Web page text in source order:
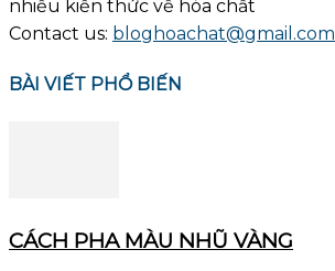
nhiều kiến thức về hóa chất
Contact us: bloghoachat@gmail.com
BÀI VIẾT PHỔ BIẾN
CÁCH PHA MÀU NHŨ VÀNG